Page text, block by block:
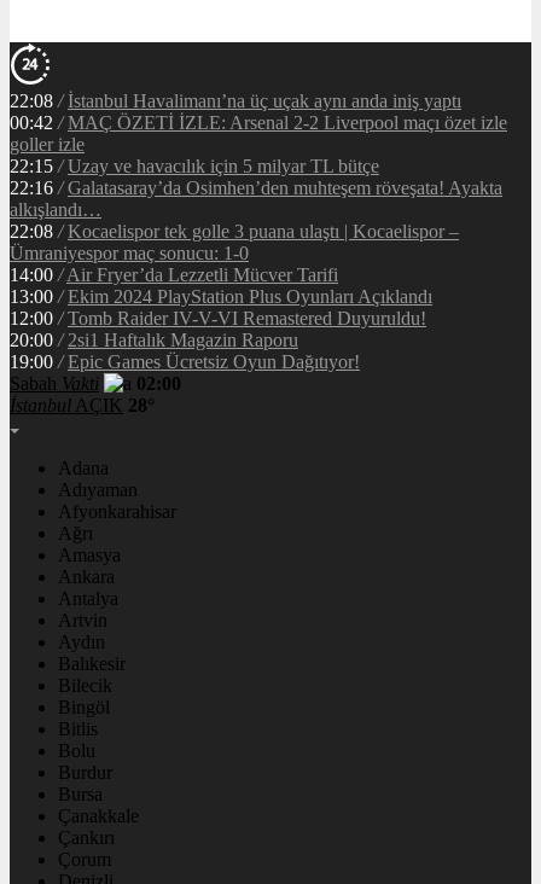
22:08 / İstanbul Havalimanı’na üç uçak aynı anda iniş yaptı
00:42 / MAÇ ÖZETİ İZLE: Arsenal 2-2 Liverpool maçı özet izle
goller izle
22:15 / Uzay ve havacılık için 5 milyar TL bütçe
22:16 / Galatasaray’da Osimhen’den muhteşem röveşata! Ayakta
alkışlandı…
22:08 / Kocaelispor tek golle 3 puana ulaştı | Kocaelispor –
Ümraniyespor maç sonucu: 1-0
14:00 / Air Fryer’da Lezzetli Mücver Tarifi
13:00 / Ekim 2024 PlayStation Plus Oyunları Açıklandı
12:00 / Tomb Raider IV-V-VI Remastered Duyuruldu!
20:00 / 2si1 Haftalık Magazin Raporu
19:00 / Epic Games Ücretsiz Oyun Dağıtıyor!
Sabah Vakti
02:00
İstanbul AÇIK 28°
Adana
Adıyaman
Afyonkarahisar
Ağrı
Amasya
Ankara
Antalya
Artvin
Aydın
Balıkesir
Bilecik
Bingöl
Bitlis
Bolu
Burdur
Bursa
Çanakkale
Çankırı
Çorum